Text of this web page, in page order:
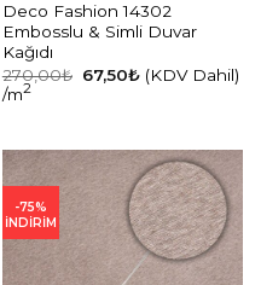
Deco Fashion 14302
Embosslu & Simli Duvar
Kağıdı
270,00₺ Orijinal
fiyat:
67,50₺Şu
andaki
(KDV Dahil)
/m2
-75%
İNDİRİM